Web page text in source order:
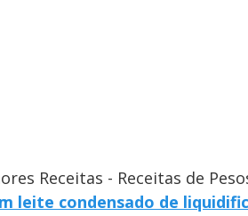
Receitas - Receitas de
leite condensado de